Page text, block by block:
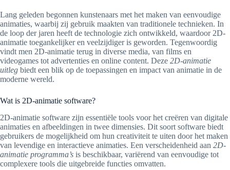
Lang geleden begonnen kunstenaars met het maken van eenvoudige
animaties, waarbij zij gebruik maakten van traditionele technieken. In
de loop der jaren heeft de technologie zich ontwikkeld, waardoor 2D-
animatie toegankelijker en veelzijdiger is geworden. Tegenwoordig
vindt men 2D-animatie terug in diverse media, van films en
videogames tot advertenties en online content. Deze 2D-animatie
uitleg biedt een blik op de toepassingen en impact van animatie in de
moderne wereld.
Wat is 2D-animatie software?
2D-animatie software zijn essentiële tools voor het creëren van digitale
animaties en afbeeldingen in twee dimensies. Dit soort software biedt
gebruikers de mogelijkheid om hun creativiteit te uiten door het maken
van levendige en interactieve animaties. Een verscheidenheid aan 2D-
animatie programma’s is beschikbaar, variërend van eenvoudige tot
complexere tools die uitgebreide functies omvatten.